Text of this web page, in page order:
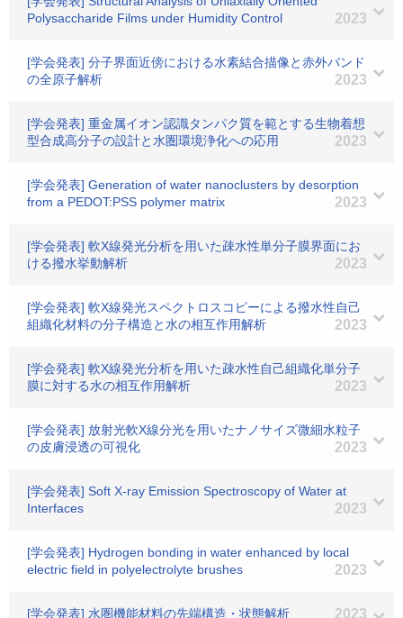
Polysaccharide Films under Humidity Control
2023
[学会発表] 分子界面近傍における水素結合描像と赤外バンド
の全原子解析
2023
[学会発表] 重金属イオン認識タンパク質を範とする生物着想
型合成高分子の設計と水圏環境浄化への応用
2023
[学会発表] Generation of water nanoclusters by desorption
from a PEDOT:PSS polymer matrix
2023
[学会発表] 軟X線発光分析を用いた疎水性単分子膜界面にお
ける撥水挙動解析
2023
[学会発表] 軟X線発光スペクトロスコピーによる撥水性自己
組織化材料の分子構造と水の相互作用解析
2023
[学会発表] 軟X線発光分析を用いた疎水性自己組織化単分子
膜に対する水の相互作用解析
2023
[学会発表] 放射光軟X線分光を用いたナノサイズ微細水粒子
の皮膚浸透の可視化
2023
[学会発表] Soft X-ray Emission Spectroscopy of Water at
Interfaces
2023
[学会発表] Hydrogen bonding in water enhanced by local
electric field in polyelectrolyte brushes
2023
[学会発表] 水圏機能材料の先端構造・状態解析 2023